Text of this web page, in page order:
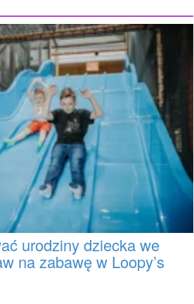
urodziny dziecka we
na zabawę w Loopy’s